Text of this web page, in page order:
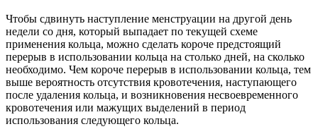
Чтобы сдвинуть наступление менструации на другой день
недели со дня, который выпадает по текущей схеме
применения кольца, можно сделать короче предстоящий
перерыв в использовании кольца на столько дней, на сколько
необходимо. Чем короче перерыв в использовании кольца, тем
выше вероятность отсутствия кровотечения, наступающего
после удаления кольца, и возникновения несвоевременного
кровотечения или мажущих выделений в период
использования следующего кольца.